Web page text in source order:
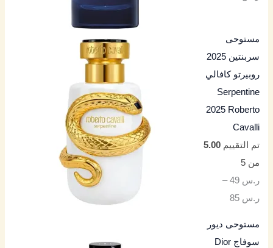
مستوحى
سربنتين 2025
روبيرتو كافالي
Serpentine
2025 Roberto
Cavalli
تم التقييم5.00
من 5
ر.س 49
–
ر.س 85
مستوحى ديور
سوفاج Dior